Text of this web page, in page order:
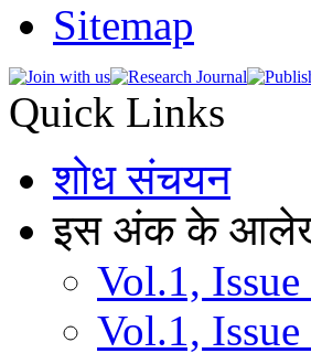
Sitemap
Quick Links
शोध संचयन
इस अंक के
Vol.1, Issue
Vol.1, Issue